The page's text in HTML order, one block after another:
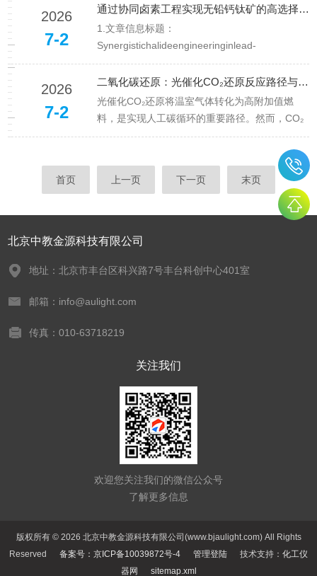
xPHeterojunction...
2026
7-2
通过协同卤素工程实现无铅钙钛矿的高选择性CO2甲烷化
1.文章信息标题：
Synergistichalideengineeringinlead-
freeperovskitestowardhigh-
selectivityCO2photomethanation1.中文标题：
通过协同卤素工程实现无铅钙...
2026
7-2
二氧化碳还原：光催化CO₂还原反应路径与产物选择性调控
光催化CO₂还原将温室气体转化为高附加值燃
料，是实现人工碳循环的重要路径。然而，CO₂
还原反应涉及多电子、多质子转移过程，反应路
径复杂，产物分布多样。如何调控反应路径，提
高目标产物的选择性，是光催化CO₂还原研究的
核心挑战。北京中教金源科技...
首页 上一页 下一页 末页
北京中教金源科技有限公司
地址：北京市丰台区科兴路7号丰台科创中心401室
邮箱：info@aulight.com
传真：010-63718219
关注我们
欢迎您关注我们的微信公众号
了解更多信息
版权所有 © 2026 北京中教金源科技有限公司(www.bjaulight.com) All Rights
Reserved 备案号：京ICP备10039872号-4 管理登陆 技术支持： 化工仪
器网
sitemap.xml